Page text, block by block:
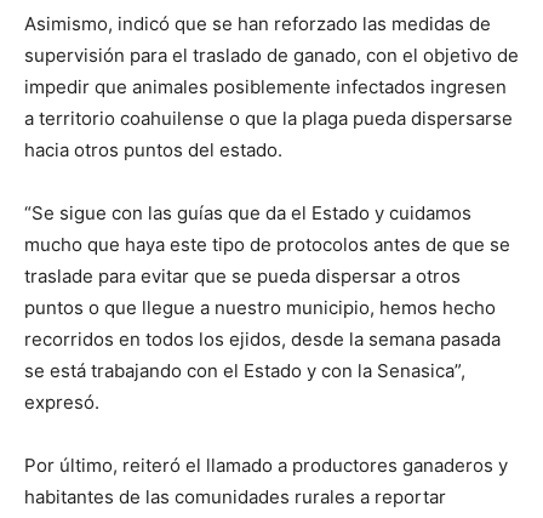
Asimismo, indicó que se han reforzado las medidas de
supervisión para el traslado de ganado, con el objetivo de
impedir que animales posiblemente infectados ingresen
a territorio coahuilense o que la plaga pueda dispersarse
hacia otros puntos del estado.
“Se sigue con las guías que da el Estado y cuidamos
mucho que haya este tipo de protocolos antes de que se
traslade para evitar que se pueda dispersar a otros
puntos o que llegue a nuestro municipio, hemos hecho
recorridos en todos los ejidos, desde la semana pasada
se está trabajando con el Estado y con la Senasica”,
expresó.
Por último, reiteró el llamado a productores ganaderos y
habitantes de las comunidades rurales a reportar